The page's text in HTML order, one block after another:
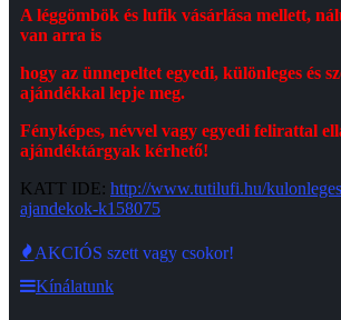
A léggömbök és lufik vásárlása mellett,
van arra is
hogy az ünnepeltet egyedi, különleges és
ajándékkal lepje meg.
Fényképes, névvel vagy egyedi felirattal
ajándéktárgyak kérhető!
KATT IDE: http://www.tutilufi.hu/
ajandekok-k158075
AKCIÓS szett vagy csokor!
Kínálatunk